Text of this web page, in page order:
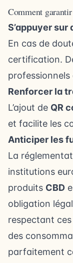
Comment
S’appuyer sur
En cas de
certification.
professionnels
Renforcer la
L’ajout de QR
et facilite les
Anticiper les
La
institutions
produits CBD
obligation
respectant
des
parfaitement